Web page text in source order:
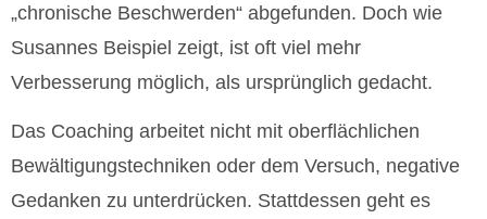
„chronische Beschwerden“ abgefunden. Doch wie
Susannes Beispiel zeigt, ist oft viel mehr
Verbesserung möglich, als ursprünglich gedacht.
Das Coaching arbeitet nicht mit oberflächlichen
Bewältigungstechniken oder dem Versuch, negative
Gedanken zu unterdrücken. Stattdessen geht es